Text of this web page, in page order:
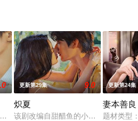
等平台了解。
饰）因投资失利，意外与身陷失恋失
更新第29集 9.0
炽夏
该剧改编自甜醋鱼的小说《坠落》。
更新第24集
妻本善良
题材类型